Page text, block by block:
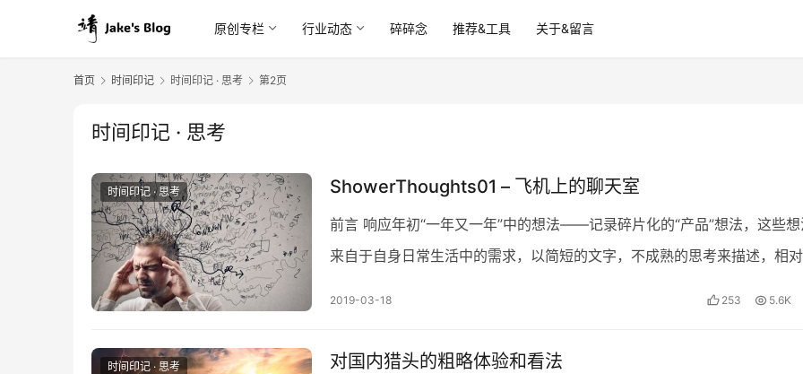
原创专栏 行业动态 碎碎念 推荐&工具 关于&留言
首页 时间印记 时间印记 · 思考 第2页
时间印记 · 思考
时间印记 · 思考 ShowerThoughts01 – 飞机上的聊天室
前言 响应年初“一年又一年”中的想法——记录碎片化的“产品”想法，这些想
来自于自身日常生活中的需求，以简短的文字，不成熟的思考来描述，相对
2019-03-18 253 5.6K
时间印记 · 思考 对国内猎头的粗略体验和看法